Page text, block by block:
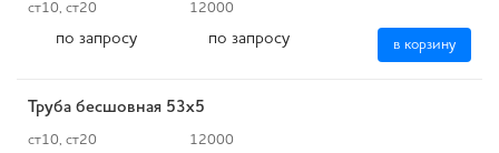
ст10, ст20 12000
по запросу по запросу в корзину
Труба бесшовная 53х5
ст10, ст20 12000